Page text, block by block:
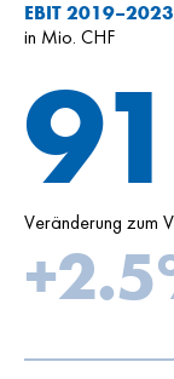
EBIT 2019–2023
in Mio. CHF
Veränderung zum